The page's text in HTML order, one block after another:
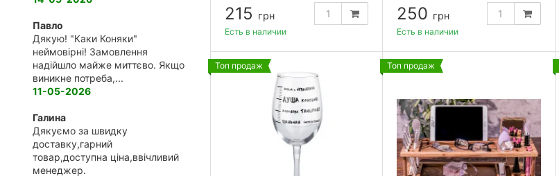
215 грн
Есть в наличии
250 грн
Есть в наличии
Топ продаж Топ продаж
Павло
Дякую! "Каки Коняки"
неймовірні! Замовлення
надійшло майже миттєво. Якщо
виникне потреба,...
11-05-2026
Галина
Дякуємо за швидку
доставку,гарний
товар,доступна ціна,ввічливий
менеджер.